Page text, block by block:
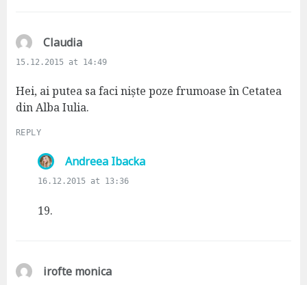
Claudias
a
s
:
15.12.2015 at 14:49
Hei, ai putea sa faci niște poze frumoase în Cetatea
din Alba Iulia.
REPLY
Andreea Ibackas
16.12.2015 at 13:36
19.
irofte monicas